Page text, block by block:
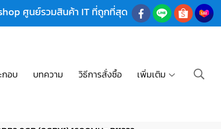
ศูนย์รวมสินค้า IT ที่ถูกที่สุด
อบ บทความ วิธีการสั่งซื้อ เพิ่มเติม